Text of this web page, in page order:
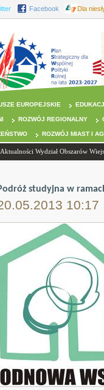
Facebook Dla
EUROPEJSKIE
ROZWÓJ REGIONALNY
ROZWÓJ MIAST I
Aktualności Wydział Obszarów
studyjna w
10:17